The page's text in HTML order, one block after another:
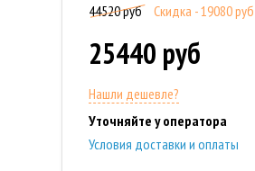
44520 руб Скидка - 19080 руб
25440 руб
Нашли дешевле?
Уточняйте у оператора
Условия доставки и оплаты